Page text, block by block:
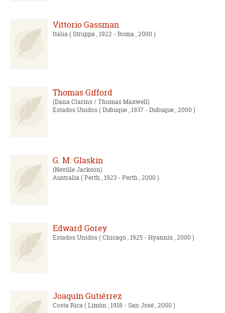
Vittorio Gassman
Italia( Struppa , 1922 - Roma , 2000 )
Thomas Gifford
Dana Clarins / Thomas Maxwell
Estados Unidos( Dubuque , 1937 - Dubuque , 2000 )
G. M. Glaskin
Neville Jackson
Australia( Perth , 1923 - Perth , 2000 )
Edward Gorey
Estados Unidos( Chicago , 1925 - Hyannis , 2000 )
Joaquín Gutiérrez
Costa Rica( Limón , 1918 - San José , 2000 )